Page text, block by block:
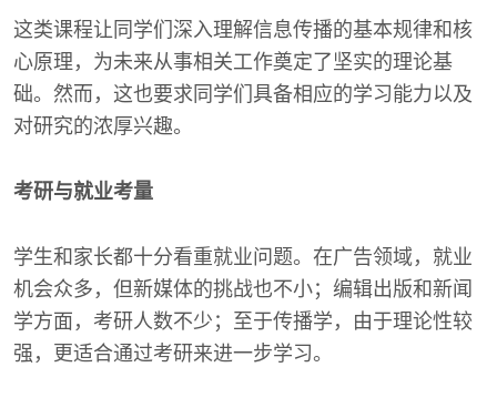
这类课程让同学们深入理解信息传播的基本规律和核
心原理，为未来从事相关工作奠定了坚实的理论基
础。然而，这也要求同学们具备相应的学习能力以及
对研究的浓厚兴趣。
考研与就业考量
学生和家长都十分看重就业问题。在广告领域，就业
机会众多，但新媒体的挑战也不小；编辑出版和新闻
学方面，考研人数不少；至于传播学，由于理论性较
强，更适合通过考研来进一步学习。